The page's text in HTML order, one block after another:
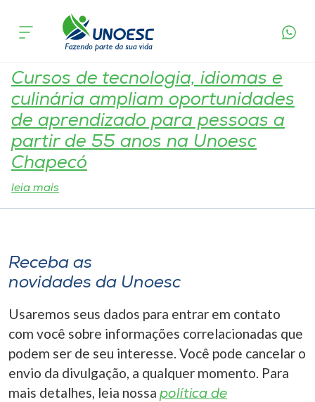
Cursos
Onde estamos
Pesquisa
Atendimento ao Estudante
Unoesc
I.nova
Diplomados
Tag: Cursos Pagos
Cursos de tecnologia, idiomas e
culinária ampliam oportunidades
de aprendizado para pessoas a
partir de 55 anos na Unoesc
Chapecó
leia mais
Receba as
novidades da Unoesc
Usaremos seus dados para entrar em contato
com você sobre informações correlacionadas que
podem ser de seu interesse. Você pode cancelar o
envio da divulgação, a qualquer momento. Para
mais detalhes, leia nossa política de